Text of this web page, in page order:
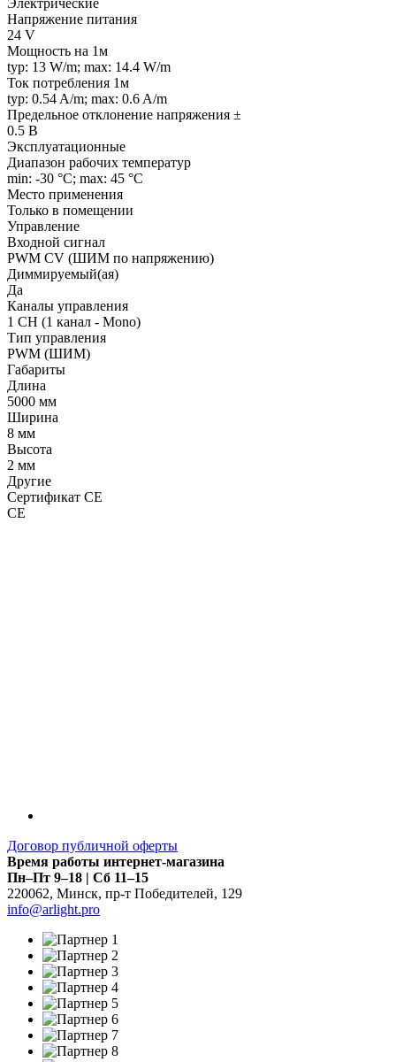
Напряжение питания
24 V
Мощность на 1м
typ: 13 W/m; max: 14.4 W/m
Ток потребления 1м
typ: 0.54 A/m; max: 0.6 A/m
Предельное отклонение напряжения ±
0.5 В
Эксплуатационные
Диапазон рабочих температур
min: -30 °C; max: 45 °C
Место применения
Только в помещении
Управление
Входной сигнал
PWM СV (ШИМ по напряжению)
Диммируемый(ая)
Да
Каналы управления
1 CH (1 канал - Mono)
Тип управления
PWM (ШИМ)
Габариты
Длина
5000 мм
Ширина
8 мм
Высота
2 мм
Другие
Сертификат CE
CE
Договор публичной оферты
Время работы интернет-магазина
Пн–Пт 9–18 | Сб 11–15
220062, Минск, пр-т Победителей, 129
info@arlight.pro